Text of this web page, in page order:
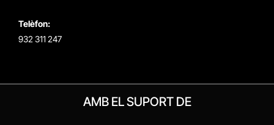
Telèfon:
932 311 247
AMB EL SUPORT DE